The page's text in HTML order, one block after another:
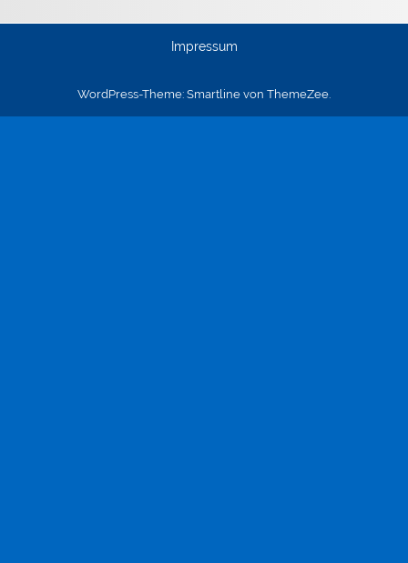
Impressum
WordPress-Theme: Smartline von ThemeZee.